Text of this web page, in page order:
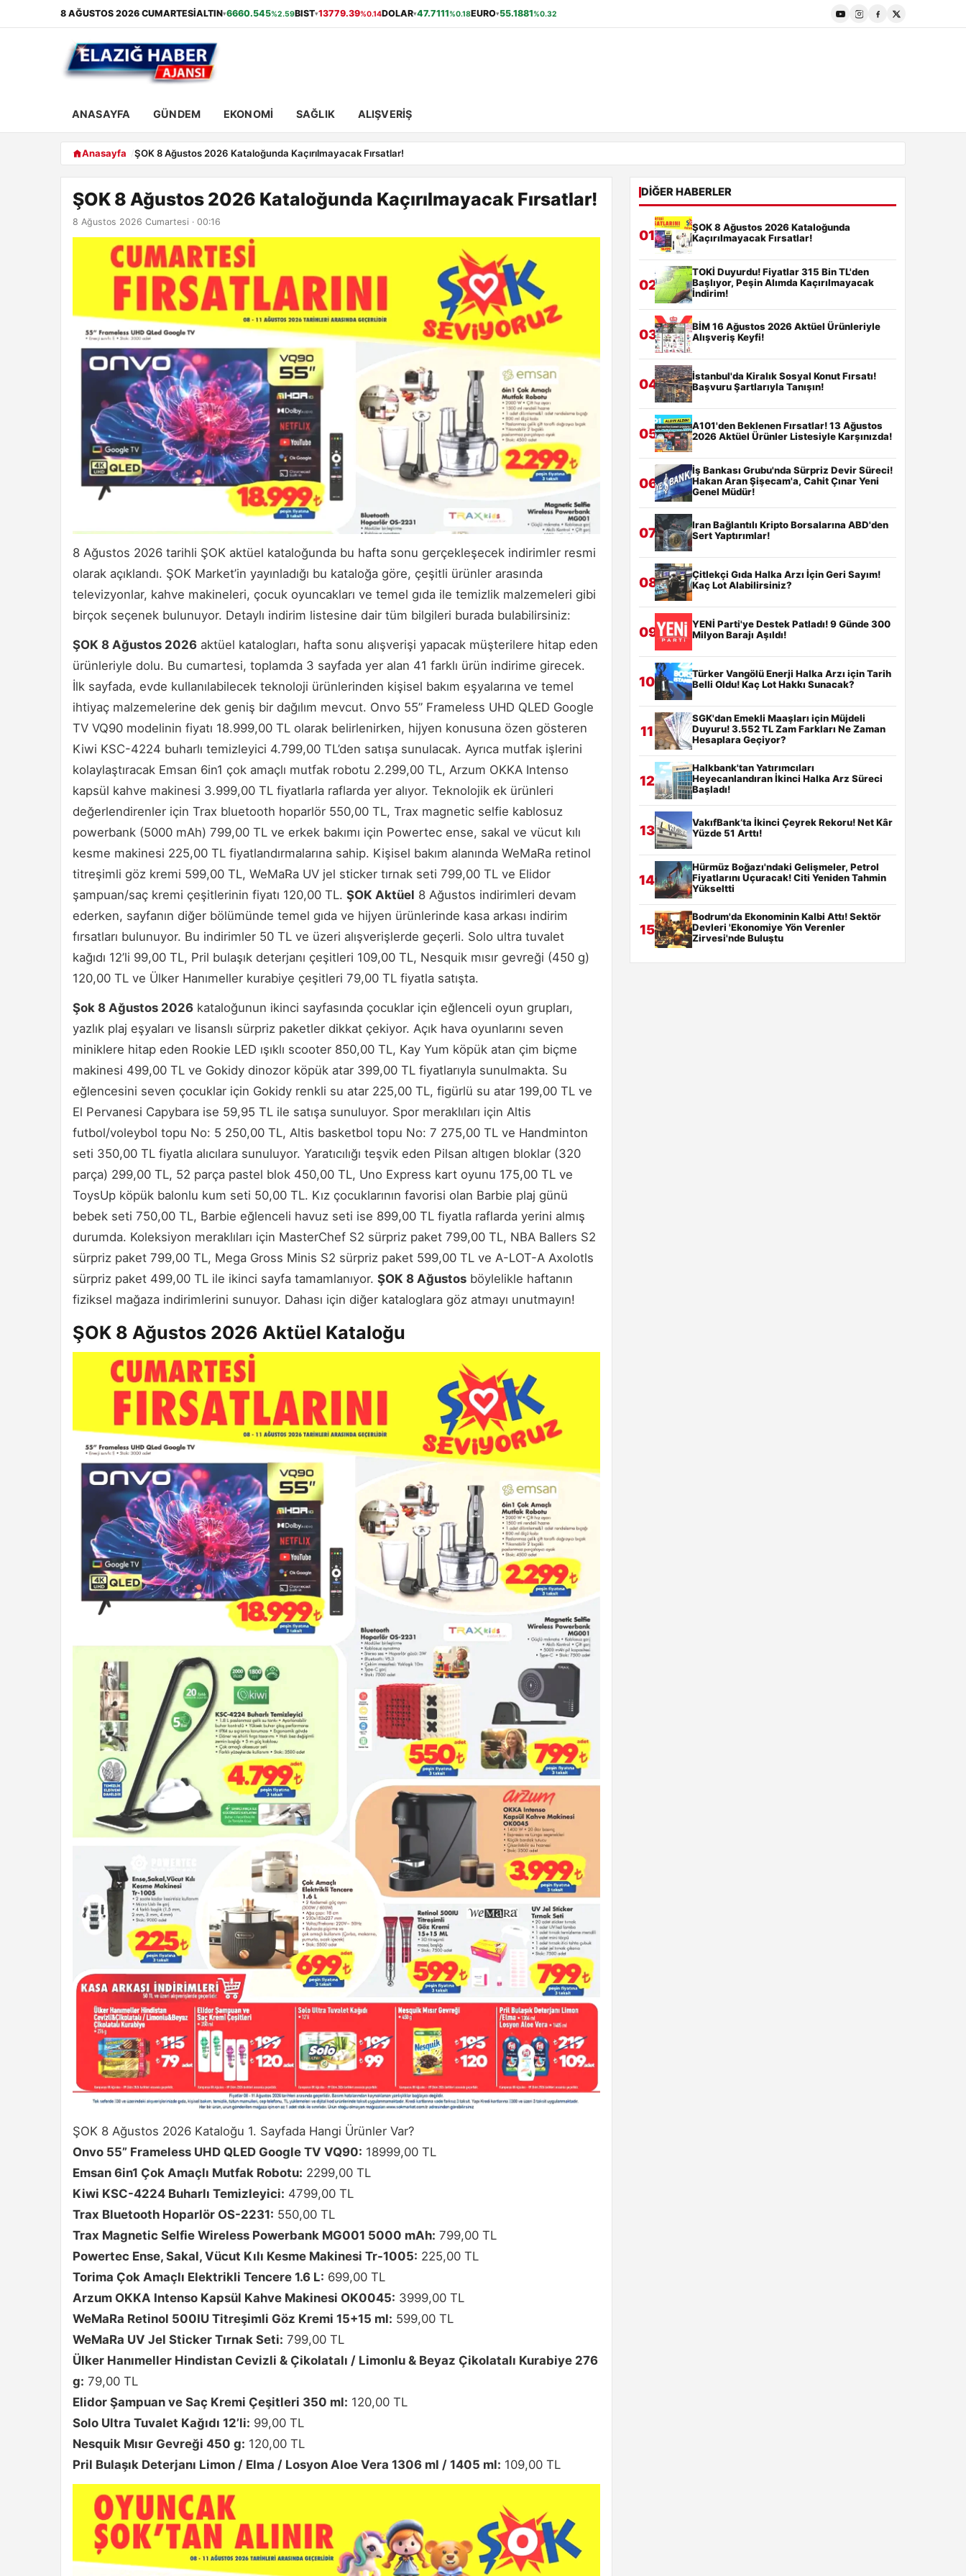
8 AĞUSTOS 2026 CUMARTESIALTIN▾6660.545%2.59BIST▾13779.39%0.14DOLAR▾47.7111%0.18EURO▾55.1881%0.32
ANASAYFA GÜNDEM EKONOMI SAĞLIK ALIŞVERIŞ
Anasayfa ŞOK 8 Ağustos 2026 Kataloğunda Kaçırılmayacak Fırsatlar!
ŞOK 8 Ağustos 2026 Kataloğunda Kaçırılmayacak Fırsatlar!
8 Ağustos 2026 Cumartesi · 00:16
8 Ağustos 2026 tarihli ŞOK aktüel kataloğunda bu hafta sonu gerçekleşecek indirimler resmi
olarak açıklandı. ŞOK Market’in yayınladığı bu kataloğa göre, çeşitli ürünler arasında
televizyonlar, kahve makineleri, çocuk oyuncakları ve temel gıda ile temizlik malzemeleri gibi
birçok seçenek bulunuyor. Detaylı indirim listesine dair tüm bilgileri burada bulabilirsiniz:
ŞOK 8 Ağustos 2026 aktüel katalogları, hafta sonu alışverişi yapacak müşterilere hitap eden
ürünleriyle dolu. Bu cumartesi, toplamda 3 sayfada yer alan 41 farklı ürün indirime girecek.
İlk sayfada, evde kullanılabilecek teknoloji ürünlerinden kişisel bakım eşyalarına ve temel
ihtiyaç malzemelerine dek geniş bir dağılım mevcut. Onvo 55” Frameless UHD QLED Google
TV VQ90 modelinin fiyatı 18.999,00 TL olarak belirlenirken, hijyen konusuna özen gösteren
Kiwi KSC-4224 buharlı temizleyici 4.799,00 TL’den satışa sunulacak. Ayrıca mutfak işlerini
kolaylaştıracak Emsan 6in1 çok amaçlı mutfak robotu 2.299,00 TL, Arzum OKKA Intenso
kapsül kahve makinesi 3.999,00 TL fiyatlarla raflarda yer alıyor. Teknolojik ek ürünleri
değerlendirenler için Trax bluetooth hoparlör 550,00 TL, Trax magnetic selfie kablosuz
powerbank (5000 mAh) 799,00 TL ve erkek bakımı için Powertec ense, sakal ve vücut kılı
kesme makinesi 225,00 TL fiyatlandırmalarına sahip. Kişisel bakım alanında WeMaRa retinol
titreşimli göz kremi 599,00 TL, WeMaRa UV jel sticker tırnak seti 799,00 TL ve Elidor
şampuan/saç kremi çeşitlerinin fiyatı 120,00 TL. ŞOK Aktüel 8 Ağustos indirimleri devam
ederken, sayfanın diğer bölümünde temel gıda ve hijyen ürünlerinde kasa arkası indirim
fırsatları bulunuyor. Bu indirimler 50 TL ve üzeri alışverişlerde geçerli. Solo ultra tuvalet
kağıdı 12’li 99,00 TL, Pril bulaşık deterjanı çeşitleri 109,00 TL, Nesquik mısır gevreği (450 g)
120,00 TL ve Ülker Hanımeller kurabiye çeşitleri 79,00 TL fiyatla satışta.
Şok 8 Ağustos 2026 kataloğunun ikinci sayfasında çocuklar için eğlenceli oyun grupları,
yazlık plaj eşyaları ve lisanslı sürpriz paketler dikkat çekiyor. Açık hava oyunlarını seven
miniklere hitap eden Rookie LED ışıklı scooter 850,00 TL, Kay Yum köpük atan çim biçme
makinesi 499,00 TL ve Gokidy dinozor köpük atar 399,00 TL fiyatlarıyla sunulmakta. Su
eğlencesini seven çocuklar için Gokidy renkli su atar 225,00 TL, figürlü su atar 199,00 TL ve
El Pervanesi Capybara ise 59,95 TL ile satışa sunuluyor. Spor meraklıları için Altis
futbol/voleybol topu No: 5 250,00 TL, Altis basketbol topu No: 7 275,00 TL ve Handminton
seti 350,00 TL fiyatla alıcılara sunuluyor. Yaratıcılığı teşvik eden Pilsan altıgen bloklar (320
parça) 299,00 TL, 52 parça pastel blok 450,00 TL, Uno Express kart oyunu 175,00 TL ve
ToysUp köpük balonlu kum seti 50,00 TL. Kız çocuklarının favorisi olan Barbie plaj günü
bebek seti 750,00 TL, Barbie eğlenceli havuz seti ise 899,00 TL fiyatla raflarda yerini almış
durumda. Koleksiyon meraklıları için MasterChef S2 sürpriz paket 799,00 TL, NBA Ballers S2
sürpriz paket 799,00 TL, Mega Gross Minis S2 sürpriz paket 599,00 TL ve A-LOT-A Axolotls
sürpriz paket 499,00 TL ile ikinci sayfa tamamlanıyor. ŞOK 8 Ağustos böylelikle haftanın
fiziksel mağaza indirimlerini sunuyor. Dahası için diğer kataloglara göz atmayı unutmayın!
ŞOK 8 Ağustos 2026 Aktüel Kataloğu
ŞOK 8 Ağustos 2026 Kataloğu 1. Sayfada Hangi Ürünler Var?
Onvo 55” Frameless UHD QLED Google TV VQ90: 18999,00 TL
Emsan 6in1 Çok Amaçlı Mutfak Robotu: 2299,00 TL
Kiwi KSC-4224 Buharlı Temizleyici: 4799,00 TL
Trax Bluetooth Hoparlör OS-2231: 550,00 TL
Trax Magnetic Selfie Wireless Powerbank MG001 5000 mAh: 799,00 TL
Powertec Ense, Sakal, Vücut Kılı Kesme Makinesi Tr-1005: 225,00 TL
Torima Çok Amaçlı Elektrikli Tencere 1.6 L: 699,00 TL
Arzum OKKA Intenso Kapsül Kahve Makinesi OK0045: 3999,00 TL
WeMaRa Retinol 500IU Titreşimli Göz Kremi 15+15 ml: 599,00 TL
WeMaRa UV Jel Sticker Tırnak Seti: 799,00 TL
Ülker Hanımeller Hindistan Cevizli & Çikolatalı / Limonlu & Beyaz Çikolatalı Kurabiye 276
g: 79,00 TL
Elidor Şampuan ve Saç Kremi Çeşitleri 350 ml: 120,00 TL
Solo Ultra Tuvalet Kağıdı 12’li: 99,00 TL
Nesquik Mısır Gevreği 450 g: 120,00 TL
Pril Bulaşık Deterjanı Limon / Elma / Losyon Aloe Vera 1306 ml / 1405 ml: 109,00 TL
DIĞER HABERLER
01
ŞOK 8 Ağustos 2026 Kataloğunda
Kaçırılmayacak Fırsatlar!
02
TOKİ Duyurdu! Fiyatlar 315 Bin TL'den
Başlıyor, Peşin Alımda Kaçırılmayacak
İndirim!
03
BİM 16 Ağustos 2026 Aktüel Ürünleriyle
Alışveriş Keyfi!
04
İstanbul'da Kiralık Sosyal Konut Fırsatı!
Başvuru Şartlarıyla Tanışın!
05
A101'den Beklenen Fırsatlar! 13 Ağustos
2026 Aktüel Ürünler Listesiyle Karşınızda!
06
İş Bankası Grubu'nda Sürpriz Devir Süreci!
Hakan Aran Şişecam'a, Cahit Çınar Yeni
Genel Müdür!
07
Iran Bağlantılı Kripto Borsalarına ABD'den
Sert Yaptırımlar!
08
Çitlekçi Gıda Halka Arzı İçin Geri Sayım!
Kaç Lot Alabilirsiniz?
09
YENİ Parti'ye Destek Patladı! 9 Günde 300
Milyon Barajı Aşıldı!
10
Türker Vangölü Enerji Halka Arzı için Tarih
Belli Oldu! Kaç Lot Hakkı Sunacak?
11
SGK'dan Emekli Maaşları için Müjdeli
Duyuru! 3.552 TL Zam Farkları Ne Zaman
Hesaplara Geçiyor?
12
Halkbank'tan Yatırımcıları
Heyecanlandıran İkinci Halka Arz Süreci
Başladı!
13
VakıfBank’ta İkinci Çeyrek Rekoru! Net Kâr
Yüzde 51 Arttı!
14
Hürmüz Boğazı'ndaki Gelişmeler, Petrol
Fiyatlarını Uçuracak! Citi Yeniden Tahmin
Yükseltti
15
Bodrum'da Ekonominin Kalbi Attı! Sektör
Devleri 'Ekonomiye Yön Verenler
Zirvesi'nde Buluştu